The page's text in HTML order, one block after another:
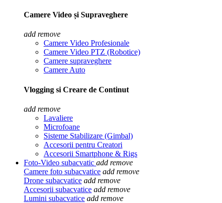
Camere Video și Supraveghere
add remove
Camere Video Profesionale
Camere Video PTZ (Robotice)
Camere supraveghere
Camere Auto
Vlogging si Creare de Continut
add remove
Lavaliere
Microfoane
Sisteme Stabilizare (Gimbal)
Accesorii pentru Creatori
Accesorii Smartphone & Rigs
Foto-Video subacvatic add remove
Camere foto subacvatice add remove
Drone subacvatice add remove
Accesorii subacvatice add remove
Lumini subacvatice add remove